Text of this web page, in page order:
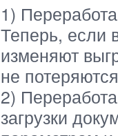
1)
Теперь, если
изменяют
не
2)
загрузки